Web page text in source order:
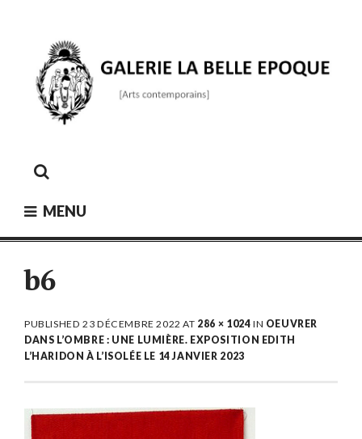
MENU
b6
PUBLISHED23 DÉCEMBRE 2022 AT 286 × 1024 IN OEUVRER
DANS L’OMBRE : UNE LUMIÈRE. EXPOSITION EDITH
L’HARIDON À L’ISOLÉE LE 14 JANVIER 2023